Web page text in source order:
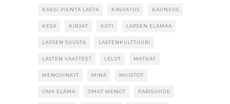
KAKSI PIENTÄ LASTA KASVATUS KAUNEUS
KESÄ KIRJAT KOTI LAPSEN ELÄMÄÄ
LAPSEN SUUSTA LASTENKULTTUURI
LASTEN VAATTEET LELUT MATKAT
MENOVINKIT MINÄ MUISTOT
OMA ELÄMÄ OMAT MENOT PARISUHDE